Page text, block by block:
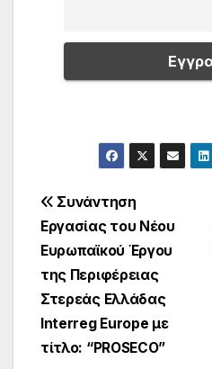
Πλοήγηση
άρθρων
Συνάντηση
Εργασίας του Νέου
Ευρωπαϊκού Έργου
της Περιφέρειας
Στερεάς Ελλάδας
Interreg Europe με
τίτλο: “PROSECO”